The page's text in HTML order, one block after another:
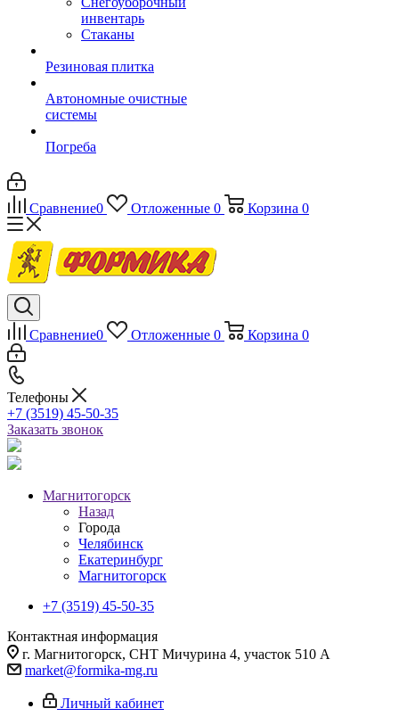
инвентарь
Стаканы
Резиновая плитка
Автономные очистные
системы
Погреба
Сравнение0 Отложенные 0 Корзина 0
Сравнение0 Отложенные 0 Корзина 0
Телефоны
+7 (3519) 45-50-35
Заказать звонок
Магнитогорск
Назад
Города
Челябинск
Екатеринбург
Магнитогорск
+7 (3519) 45-50-35
Контактная информация
г. Магнитогорск, СНТ Мичурина 4, участок 510 А
market@formika-mg.ru
Личный кабинет